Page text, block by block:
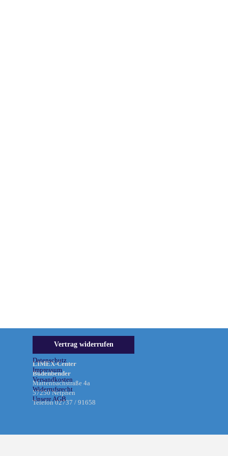
Informationen &
Datenschutz
Impressum
Versandkosten
Widerrufsrecht
Unsere AGB
LIMEX-Center
Büdenbender
Mattenbachstraße 4a
57250 Netphen
Telefon 02737 / 91658
Vertrag widerrufen